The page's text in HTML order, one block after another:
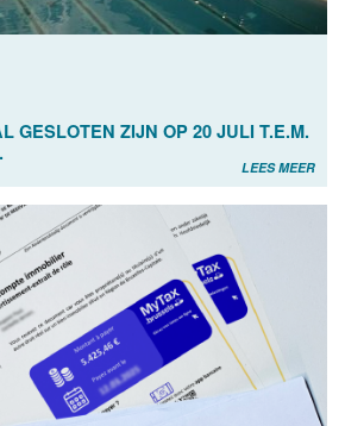
GESLOTEN ZIJN OP 20 JULI T.E.M.
LEES MEER